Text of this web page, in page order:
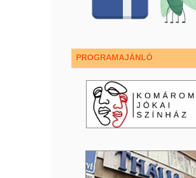
PROGRAMAJÁNLÓ